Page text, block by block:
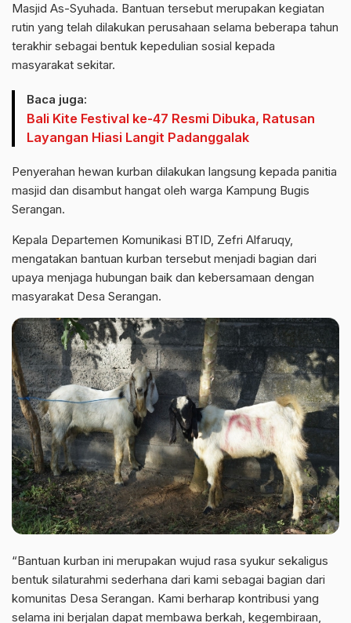
Masjid As-Syuhada. Bantuan tersebut merupakan kegiatan
rutin yang telah dilakukan perusahaan selama beberapa tahun
terakhir sebagai bentuk kepedulian sosial kepada
masyarakat sekitar.
Baca juga:
Bali Kite Festival ke-47 Resmi Dibuka, Ratusan
Layangan Hiasi Langit Padanggalak
Penyerahan hewan kurban dilakukan langsung kepada panitia
masjid dan disambut hangat oleh warga Kampung Bugis
Serangan.
Kepala Departemen Komunikasi BTID, Zefri Alfaruqy,
mengatakan bantuan kurban tersebut menjadi bagian dari
upaya menjaga hubungan baik dan kebersamaan dengan
masyarakat Desa Serangan.
“Bantuan kurban ini merupakan wujud rasa syukur sekaligus
bentuk silaturahmi sederhana dari kami sebagai bagian dari
komunitas Desa Serangan. Kami berharap kontribusi yang
selama ini berjalan dapat membawa berkah, kegembiraan,